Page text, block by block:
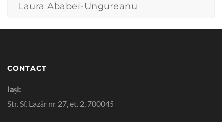
Laura Ababei-Ungureanu
CONTACT
Iași:
Str. Sf. Lazăr nr. 27, et. 2, 700045